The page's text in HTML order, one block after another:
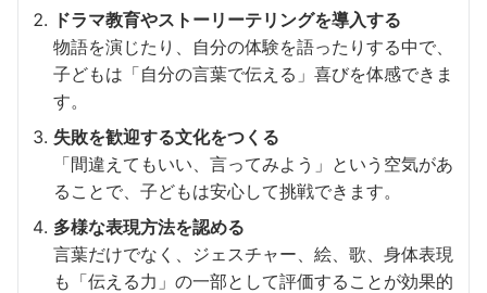
ドラマ教育やストーリーテリングを導入する
物語を演じたり、自分の体験を語ったりする中で、
子どもは「自分の言葉で伝える」喜びを体感できま
す。
失敗を歓迎する文化をつくる
「間違えてもいい、言ってみよう」という空気があ
ることで、子どもは安心して挑戦できます。
多様な表現方法を認める
言葉だけでなく、ジェスチャー、絵、歌、身体表現
も「伝える力」の一部として評価することが効果的